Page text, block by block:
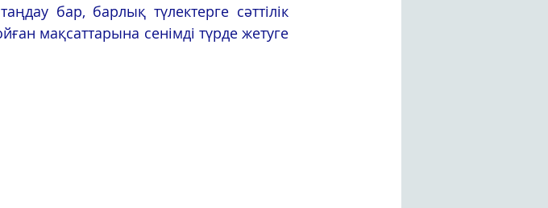
бар, барлық түлектерге сәттілік
мақсаттарына сенімді түрде жетуге